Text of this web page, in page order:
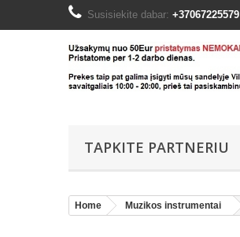
Susisiekite dabar: +37067225579
TAPKITE PARTNERIU
Home Muzikos instrumentai